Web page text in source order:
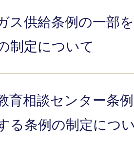
ス供給条例の一部
制定について
育相談センター条
る条例の制定につ